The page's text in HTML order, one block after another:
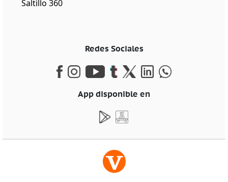
Saltillo 360
Redes Sociales
App disponible en